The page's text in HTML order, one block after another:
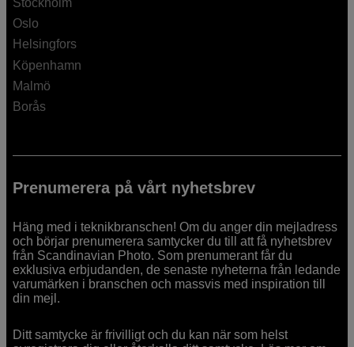
Stockholm
Oslo
Helsingfors
Köpenhamn
Malmö
Borås
Prenumerera på vårt nyhetsbrev
Häng med i teknikbranschen! Om du anger din mejladress
och börjar prenumerera samtycker du till att få nyhetsbrev
från Scandinavian Photo. Som prenumerant får du
exklusiva erbjudanden, de senaste nyheterna från ledande
varumärken i branschen och massvis med inspiration till
din mejl.
Ditt samtycke är frivilligt och du kan när som helst